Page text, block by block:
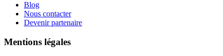
Blog
Nous contacter
Devenir partenaire
Mentions légales